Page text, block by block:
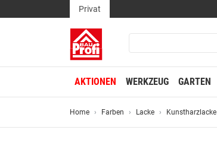
Privat
AKTIONEN WERKZEUG GARTEN
Home Farben Lacke Kunstharzlacke